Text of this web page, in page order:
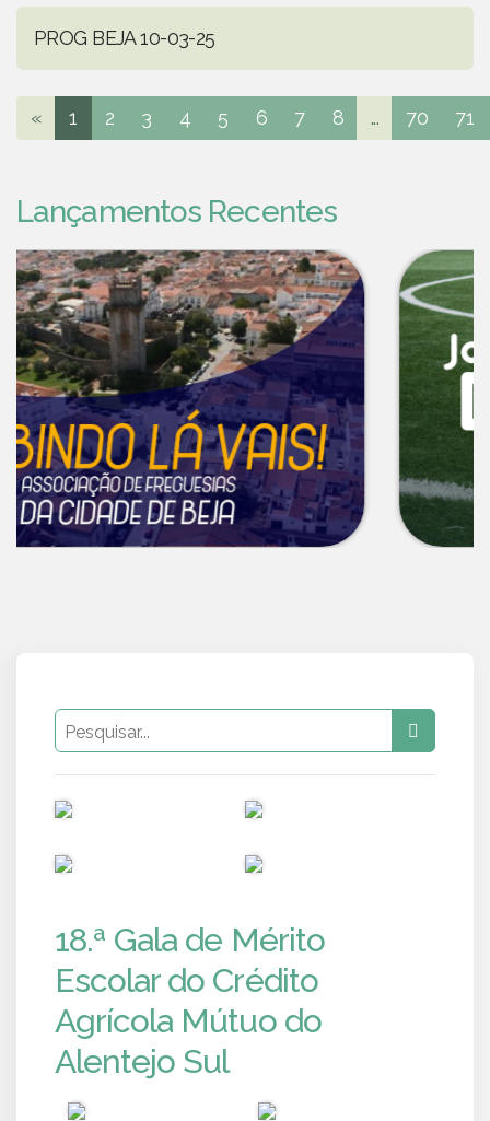
PROG BEJA 10-03-25
« 1 2 3 4 5 6 7 8 ... 70 71
Lançamentos Recentes
18.ª Gala de Mérito
Escolar do Crédito
Agrícola Mútuo do
Alentejo Sul